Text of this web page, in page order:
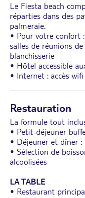
Le Fiesta beach
réparties dans des
palmeraie.
• Pour votre confort
salles de réunions
blanchisserie
• Hôtel accessible
• Internet : accès
Restauration
La formule tout
• Petit-déjeuner
• Déjeuner et dîner :
• Sélection de
alcoolisées
LA TABLE
• Restaurant